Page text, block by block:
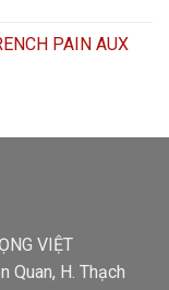
PAIN AUX
VIỆT
Quan, H. Thạch